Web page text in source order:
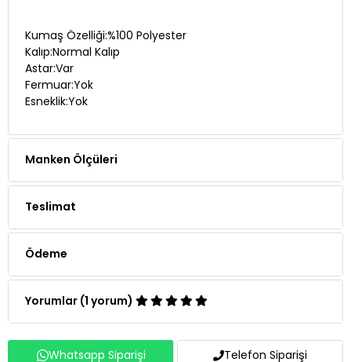
Kalıp:Normal Kalıp
Astar:Var
Fermuar:Yok
Esneklik:Yok
Manken Ölçüleri
Teslimat
Ödeme
Yorumlar (1 yorum)